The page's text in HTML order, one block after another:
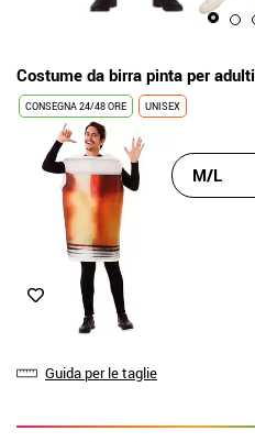
Costume da birra pinta per adulti
CONSEGNA 24/48 ORE UNISEX
Guida per le taglie
M/L